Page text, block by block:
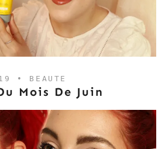
• BEAUTE
Mois De Juin